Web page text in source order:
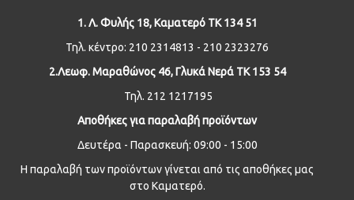
1. Λ. Φυλής 18, Καματερό ΤΚ 134 51
Τηλ. κέντρο: 210 2314813 - 210 2323276
2.Λεωφ. Μαραθώνος 46, Γλυκά Νερά ΤΚ 153 54
Τηλ. 212 1217195
Αποθήκες για παραλαβή προϊόντων
Δευτέρα - Παρασκευή: 09:00 - 15:00
Η παραλαβή των προϊόντων γίνεται από τις αποθήκες μας
στο Καματερό.